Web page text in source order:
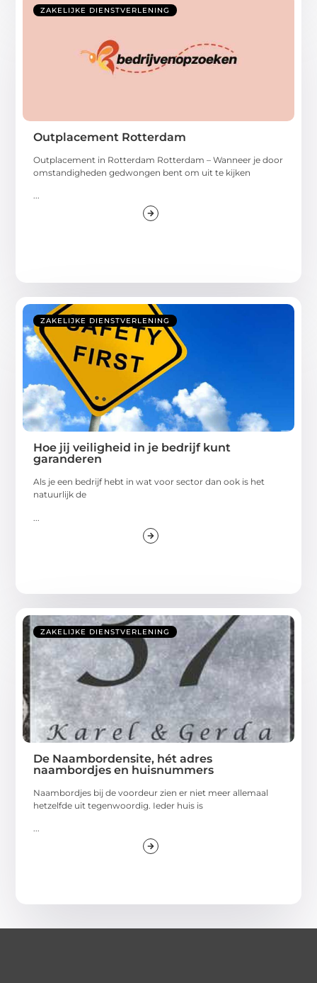
ZAKELIJKE DIENSTVERLENING
Outplacement Rotterdam
Outplacement in Rotterdam Rotterdam – Wanneer je door
omstandigheden gedwongen bent om uit te kijken
...
ZAKELIJKE DIENSTVERLENING
Hoe jij veiligheid in je bedrijf kunt
garanderen
Als je een bedrijf hebt in wat voor sector dan ook is het
natuurlijk de
ZAKELIJKE DIENSTVERLENING
De Naambordensite, hét adres
naambordjes en huisnummers
Naambordjes bij de voordeur zien er niet meer allemaal
hetzelfde uit tegenwoordig. Ieder huis is